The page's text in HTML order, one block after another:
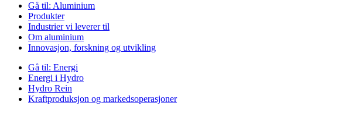
Gå til: Aluminium
Produkter
Industrier vi leverer til
Om aluminium
Innovasjon, forskning og utvikling
Gå til: Energi
Energi i Hydro
Hydro Rein
Kraftproduksjon og markedsoperasjoner